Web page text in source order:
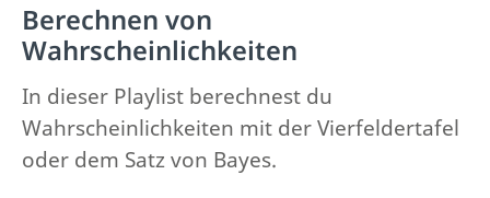
Berechnen von
Wahrscheinlichkeiten
In dieser Playlist berechnest du
Wahrscheinlichkeiten mit der Vierfeldertafel
oder dem Satz von Bayes.